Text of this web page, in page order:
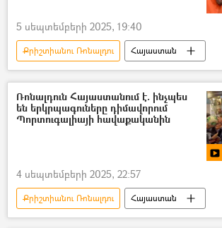
5 սեպտեմբերի 2025, 19:40
Քրիշտիանու Ռոնալդու
Հայաստան
Պորտուգալիա
ֆուտբոլ Սպորտ
Ռոնալդուն Հայաստանում է. ինչպես
են երկրպագուները դիմավորում
Պորտուգալիայի հավաքականին
4 սեպտեմբերի 2025, 22:57
Քրիշտիանու Ռոնալդու
Հայաստան
Պորտուգալիա